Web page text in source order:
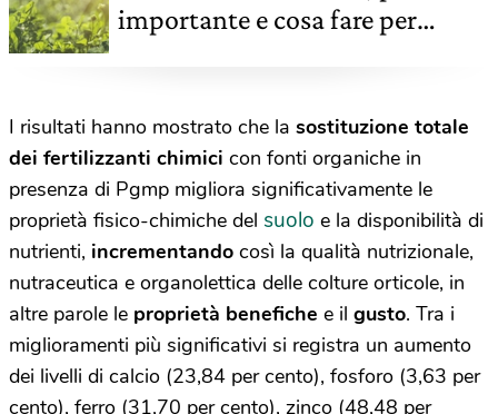
importante e cosa fare per
I risultati hanno mostrato che la sostituzione totale
dei fertilizzanti chimici con fonti organiche in
presenza di Pgmp migliora significativamente le
proprietà fisico-chimiche del suolo e la disponibilità di
nutrienti, incrementando così la qualità nutrizionale,
nutraceutica e organolettica delle colture orticole, in
altre parole le proprietà benefiche e il gusto. Tra i
miglioramenti più significativi si registra un aumento
dei livelli di calcio (23,84 per cento), fosforo (3,63 per
cento), ferro (31,70 per cento), zinco (48,48 per